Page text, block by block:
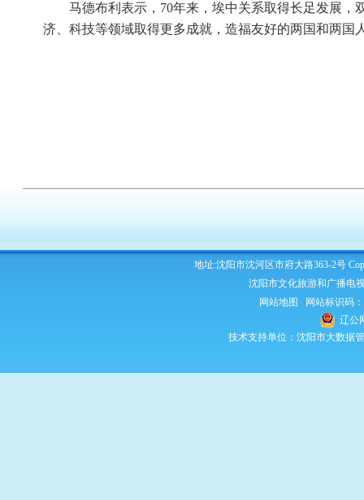
马德布利表示，70年来，埃中关系取得长足发展
济、科技等领域取得更多成就，造福友好的两国和两国
地址:沈阳市沈河区市府大路363-2号
沈阳市文化旅游和广播电
网站地图
网站标识码
辽公
技术支持单位：沈阳市大数据